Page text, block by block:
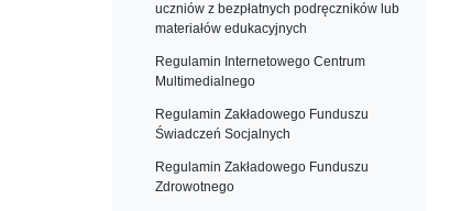
uczniów z bezpłatnych podręczników lub
materiałów edukacyjnych
Regulamin Internetowego Centrum
Multimedialnego
Regulamin Zakładowego Funduszu
Świadczeń Socjalnych
Regulamin Zakładowego Funduszu
Zdrowotnego